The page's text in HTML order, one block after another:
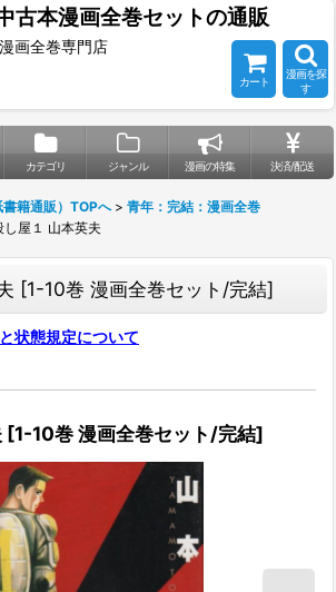
古本漫画全巻セットの通販
漫画全巻専門店
カート
漫画を探
す
カテゴリ ジャンル 漫画の特集 決済/配送
籍通販）TOPへ > 青年：完結：漫画全巻
し屋１ 山本英夫
[1-10巻 漫画全巻セット/完結]
状態規定について
[1-10巻 漫画全巻セット/完結]